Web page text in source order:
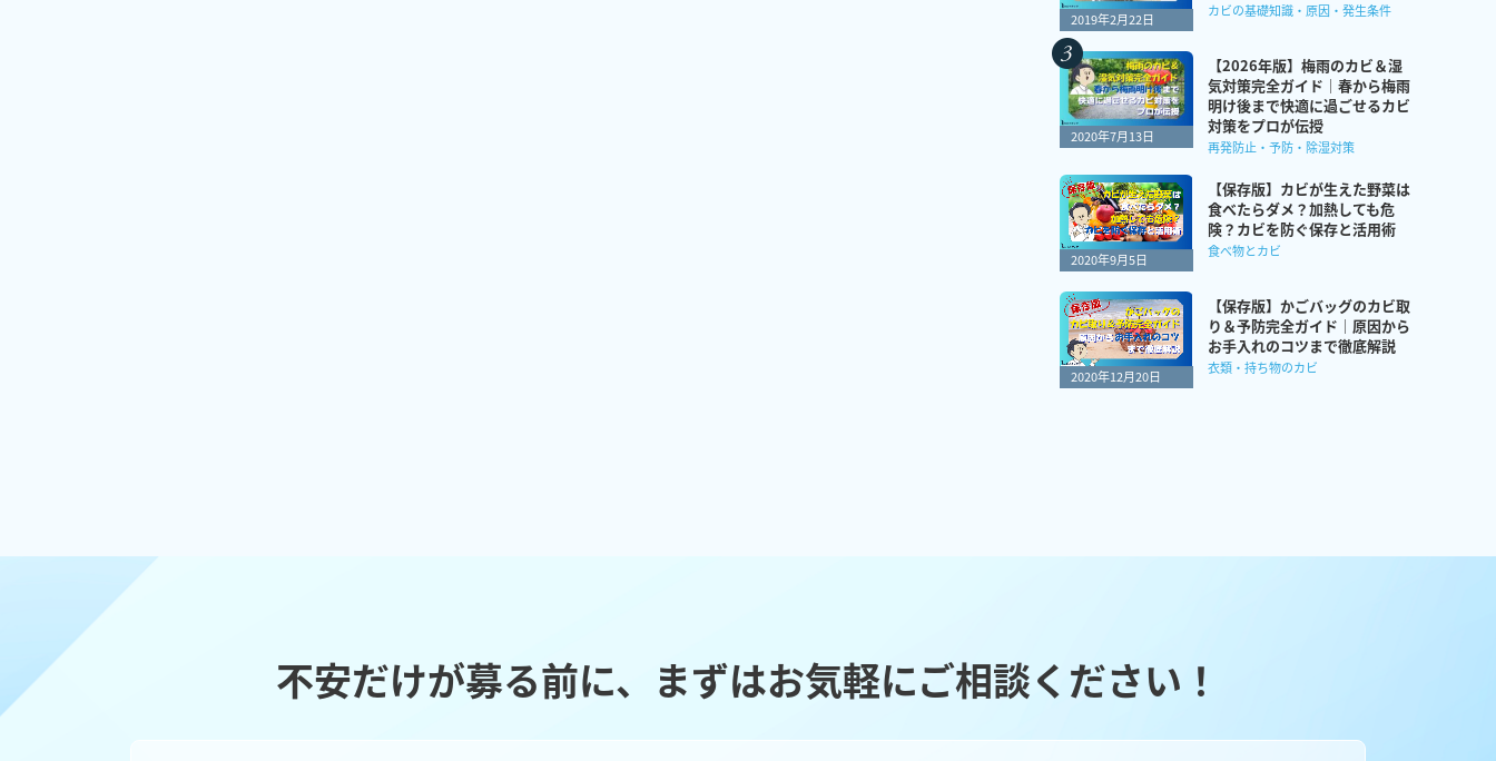
2019年2月22日 カビの基礎知識・原因・発生条件
2020年7月13日
【2026年版】梅雨のカビ＆湿
気対策完全ガイド｜春から梅雨
明け後まで快適に過ごせるカビ
対策をプロが伝授
再発防止・予防・除湿対策
2020年9月5日
【保存版】カビが生えた野菜は
食べたらダメ？加熱しても危
険？カビを防ぐ保存と活用術
食べ物とカビ
2020年12月20日
【保存版】かごバッグのカビ取
り＆予防完全ガイド｜原因から
お手入れのコツまで徹底解説
衣類・持ち物のカビ
不安だけが募る前に、まずはお気軽にご相談ください！